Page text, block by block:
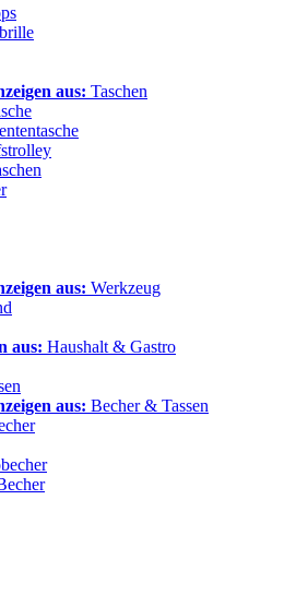
aus: Taschen
aus: Werkzeug
aus: Haushalt & Gastro
aus: Becher & Tassen